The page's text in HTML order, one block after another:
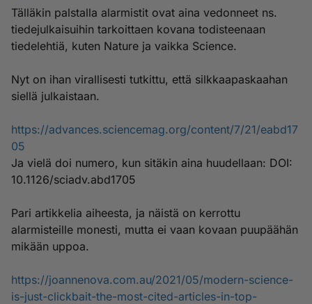
Tälläkin palstalla alarmistit ovat aina vedonneet ns.
tiedejulkaisuihin tarkoittaen kovana todisteenaan
tiedelehtiä, kuten Nature ja vaikka Science.
Nyt on ihan virallisesti tutkittu, että silkkaapaskaahan
siellä julkaistaan.
https://advances.sciencemag.org/content/7/21/eabd17
05
Ja vielä doi numero, kun sitäkin aina huudellaan: DOI:
10.1126/sciadv.abd1705
Pari artikkelia aiheesta, ja näistä on kerrottu
alarmisteille monesti, mutta ei vaan kovaan puupäähän
mikään uppoa.
https://joannenova.com.au/2021/05/modern-science-
is-just-clickbait-the-most-cited-articles-in-top-